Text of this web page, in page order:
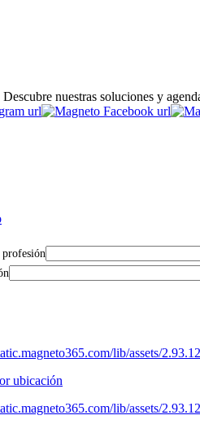
Descubre nuestras soluciones y
ubicación